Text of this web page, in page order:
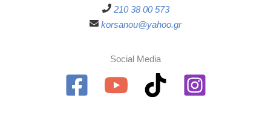
210 38 00 573
korsanou@yahoo.gr
Social Media